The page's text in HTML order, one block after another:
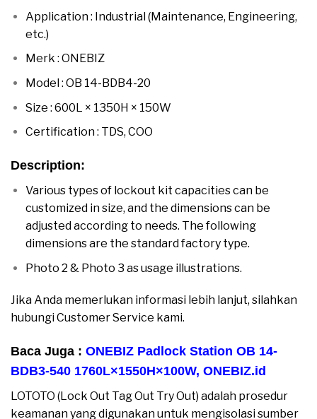
Application : Industrial (Maintenance, Engineering,
etc.)
Merk : ONEBIZ
Model : OB 14-BDB4-20
Size : 600L × 1350H × 150W
Certification : TDS, COO
Description:
Various types of lockout kit capacities can be
customized in size, and the dimensions can be
adjusted according to needs. The following
dimensions are the standard factory type.
Photo 2 & Photo 3 as usage illustrations.
Jika Anda memerlukan informasi lebih lanjut, silahkan
hubungi Customer Service kami.
Baca Juga : ONEBIZ Padlock Station OB 14-
BDB3-540 1760L×1550H×100W, ONEBIZ.id
LOTOTO (Lock Out Tag Out Try Out) adalah prosedur
keamanan yang digunakan untuk mengisolasi sumber